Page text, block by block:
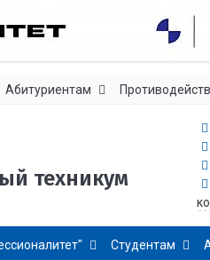
Абитуриентам
техникум
Студентам